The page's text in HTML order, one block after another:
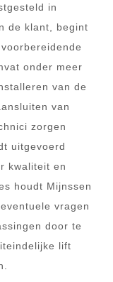
in
de klant, begint
onder meer
van de
van
zorgen
uitgevoerd
kwaliteit en
houdt Mijnssen
vragen
door te
lift